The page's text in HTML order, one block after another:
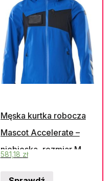
Męska kurtka robocza
Mascot Accelerate –
niebieska, rozmiar M
581,18 zł